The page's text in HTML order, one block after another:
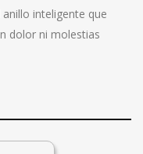
inteligente que
dolor ni molestias